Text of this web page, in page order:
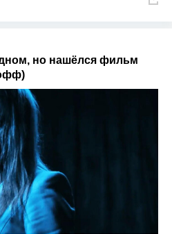
но нашёлся фильм